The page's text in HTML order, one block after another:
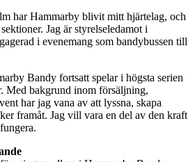
har Hammarby blivit mitt hjärtelag, och
Jag är styrelseledamot i
i evenemang som bandybussen till
Bandy fortsatt spelar i högsta serien
Med bakgrund inom försäljning,
har jag vana av att lyssna, skapa
framåt. Jag vill vara en del av den kraft